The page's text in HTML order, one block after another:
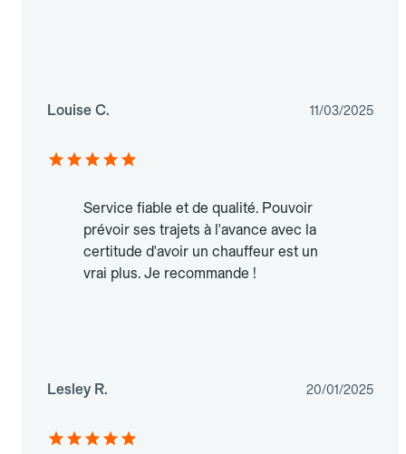
Louise C. 11/03/2025
Service fiable et de qualité. Pouvoir
prévoir ses trajets à l'avance avec la
certitude d'avoir un chauffeur est un
vrai plus. Je recommande !
Lesley R. 20/01/2025